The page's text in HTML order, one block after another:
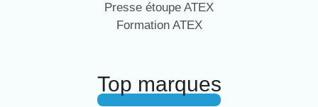
Presse étoupe ATEX
Formation ATEX
Top marques